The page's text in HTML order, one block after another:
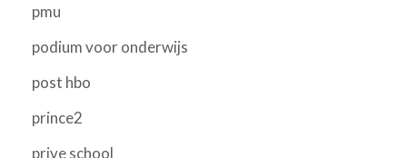
pmu
podium voor onderwijs
post hbo
prince2
prive school